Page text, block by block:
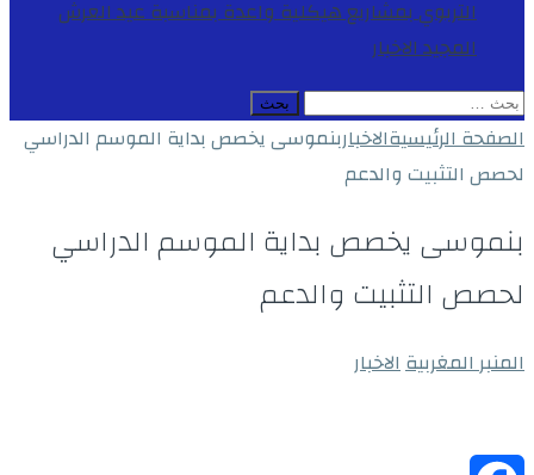
التربوي بمشاريع هيكلية واعدة بمناسبة عيد العرش
المجيدالاخبار
البحث
عن:
الصفحة الرئيسيةالاخباربنموسى يخصص بداية الموسم الدراسي
لحصص التثبيت والدعم
بنموسى يخصص بداية الموسم الدراسي
لحصص التثبيت والدعم
المنبر المغربيةالاخبار